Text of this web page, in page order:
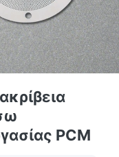
PCM